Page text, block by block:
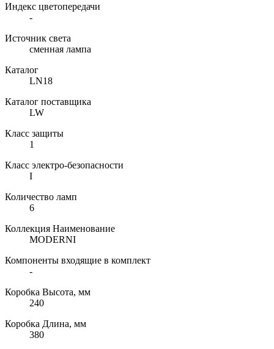
Индекс цветопередачи
-
Источник света
сменная лампа
Каталог
LN18
Каталог поставщика
LW
Класс защиты
1
Класс электро-безопасности
I
Количество ламп
6
Коллекция Наименование
MODERNI
Компоненты входящие в комплект
-
Коробка Высота, мм
240
Коробка Длина, мм
380